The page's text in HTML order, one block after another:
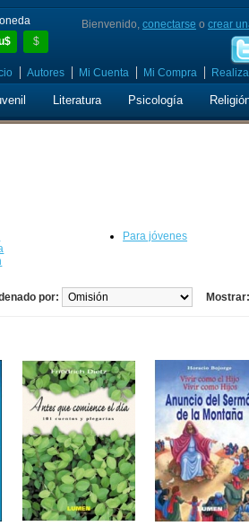
$
Bienvenido, conectarse o crear
Autores Mi Cuenta Mi Compra
Literatura Psicología
Para jóvenes
Mostrar:
por: